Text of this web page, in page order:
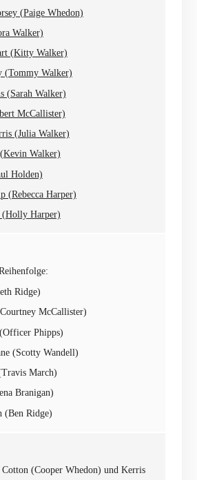
(Paige Whedon)
Walker)
(Kitty Walker)
(Tommy Walker)
(Sarah Walker)
McCallister)
(Julia Walker)
Walker)
Holden)
(Rebecca Harper)
(Holly Harper)
Ridge)
McCallister)
Phipps)
(Scotty Wandell)
March)
Branigan)
Ridge)
(Cooper Whedon) und Kerris